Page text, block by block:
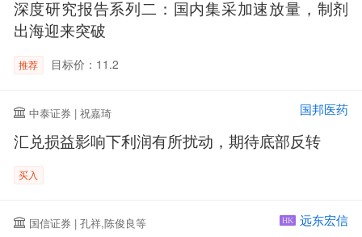
深度研究报告系列二：国内集采加速放量，制剂
出海迎来突破
推荐 目标价：11.2
中泰证券 | 祝嘉琦 国邦医药
汇兑损益影响下利润有所扰动，期待底部反转
买入
国信证券 | 孔祥,陈俊良等 HK 远东宏信